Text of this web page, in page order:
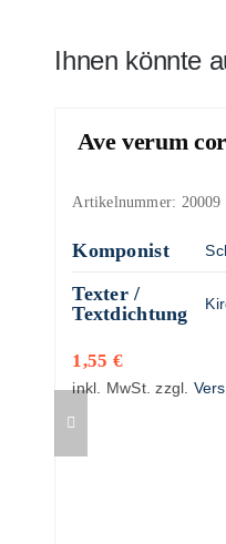
Ihnen könnte
Ave verum
Artikelnummer: 20009
Komponist
Texter /
Textdichtung
1,55 €
inkl. MwSt. zzgl.